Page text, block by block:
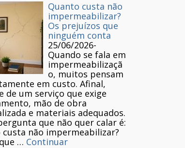
Quanto custa não
impermeabilizar?
Os prejuízos que
ninguém conta
25/06/2026-
Quando se fala em
impermeabilizaçã
o, muitos pensam
em custo. Afinal,
de um serviço que exige
mão de obra
e materiais adequados.
que não quer calar é:
não impermeabilizar?
… Continuar